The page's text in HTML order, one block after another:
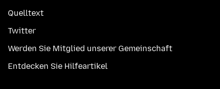
Quelltext
Twitter
Werden Sie Mitglied unserer Gemeinschaft
Entdecken Sie Hilfeartikel